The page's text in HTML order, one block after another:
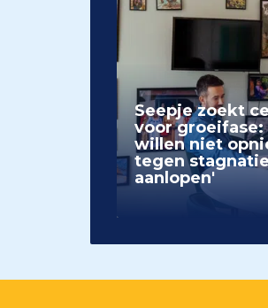
Seepje zoekt
voor groeifase:
willen niet
tegen
aanlopen'